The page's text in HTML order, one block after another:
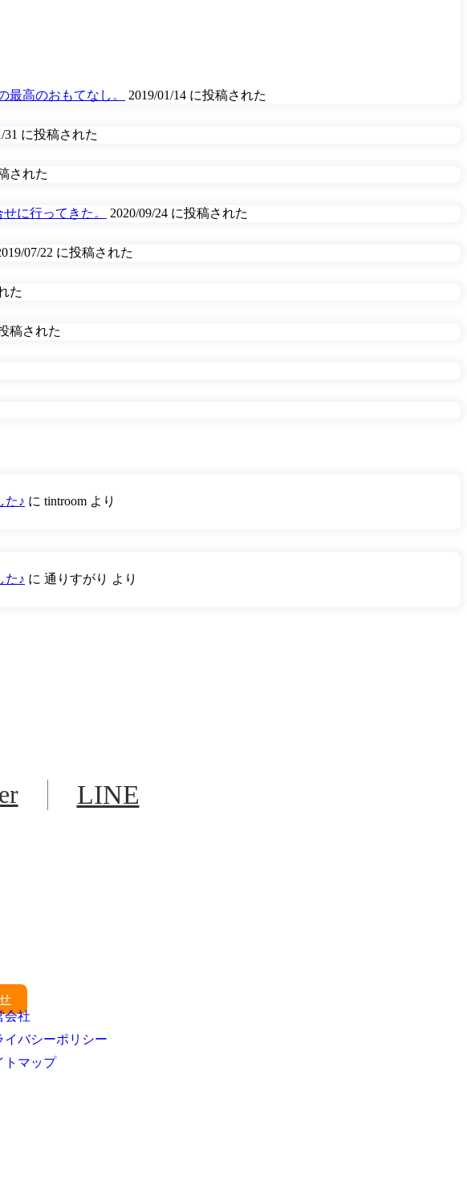
最高のおもてなし。 2019/01/14 に投稿された
31 に投稿された
された
に行ってきた。 2020/09/24 に投稿された
07/22 に投稿された
た
稿された
た♪ に tintroom より
た♪ に 通りすがり より
LINE
会社
イバシーポリシー
トマップ